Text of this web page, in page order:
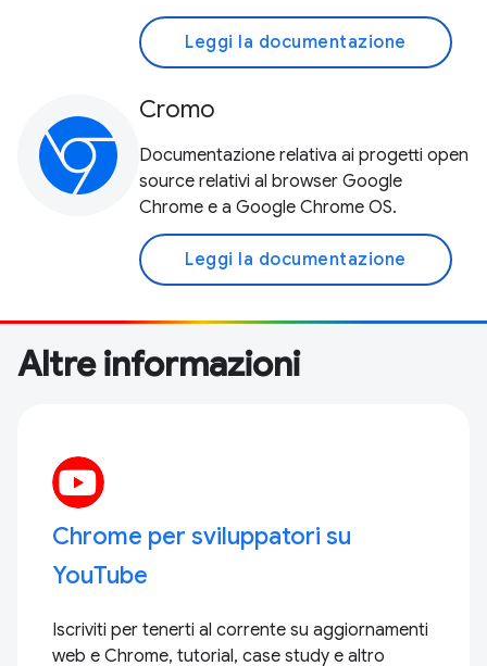
Leggi la documentazione
Cromo
Documentazione relativa ai progetti open
source relativi al browser Google
Chrome e a Google Chrome OS.
Leggi la documentazione
Altre informazioni
Chrome per sviluppatori su
YouTube
Iscriviti per tenerti al corrente su aggiornamenti
web e Chrome, tutorial, case study e altro